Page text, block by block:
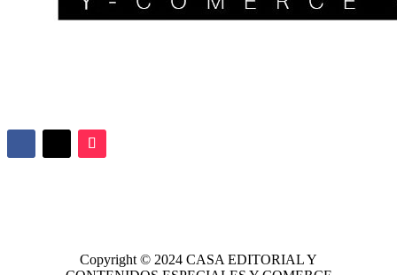
Copyright © 2024 CASA EDITORIALY